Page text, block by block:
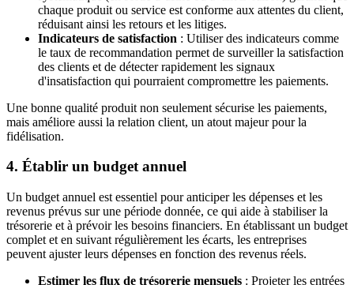
chaque produit ou service est conforme aux attentes du client,
réduisant ainsi les retours et les litiges.
Indicateurs de satisfaction : Utiliser des indicateurs comme
le taux de recommandation permet de surveiller la satisfaction
des clients et de détecter rapidement les signaux
d'insatisfaction qui pourraient compromettre les paiements.
Une bonne qualité produit non seulement sécurise les paiements,
mais améliore aussi la relation client, un atout majeur pour la
fidélisation.
4. Établir un budget annuel
Un budget annuel est essentiel pour anticiper les dépenses et les
revenus prévus sur une période donnée, ce qui aide à stabiliser la
trésorerie et à prévoir les besoins financiers. En établissant un budget
complet et en suivant régulièrement les écarts, les entreprises
peuvent ajuster leurs dépenses en fonction des revenus réels.
Estimer les flux de trésorerie mensuels : Projeter les entrées